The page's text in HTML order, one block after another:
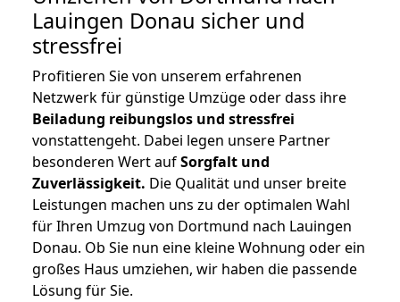
Lauingen Donau sicher und
stressfrei
Profitieren Sie von unserem erfahrenen
Netzwerk für günstige Umzüge oder dass ihre
Beiladung reibungslos und stressfrei
vonstattengeht. Dabei legen unsere Partner
besonderen Wert aufSorgfalt und
Zuverlässigkeit. Die Qualität und unser breite
Leistungen machen uns zu der optimalen Wahl
für Ihren Umzug von Dortmund nach Lauingen
Donau. Ob Sie nun eine kleine Wohnung oder ein
großes Haus umziehen, wir haben die passende
Lösung für Sie.